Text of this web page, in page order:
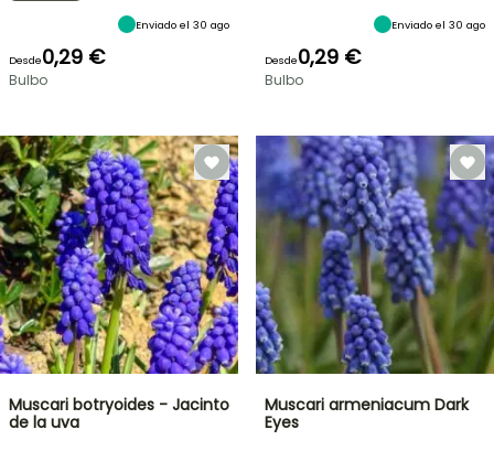
Enviado el 30 ago
Desde0,29 €
Bulbo
Enviado el 30 ago
Desde0,29 €
Bulbo
Muscari botryoides - Jacinto
de la uva
Muscari armeniacum Dark
Eyes